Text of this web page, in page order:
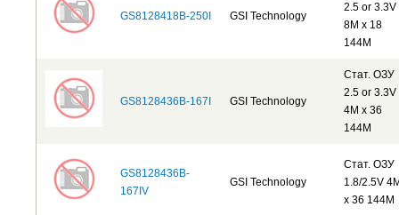
GS8128418B-250I GSI Technology
2.5 or 3.3V
8M x 18
144M
GS8128436B-167I GSI Technology
Стат. ОЗУ
2.5 or 3.3V
4M x 36
144M
GS8128436B-
167IV
GSI Technology
Стат. ОЗУ
1.8/2.5V
x 36 144M